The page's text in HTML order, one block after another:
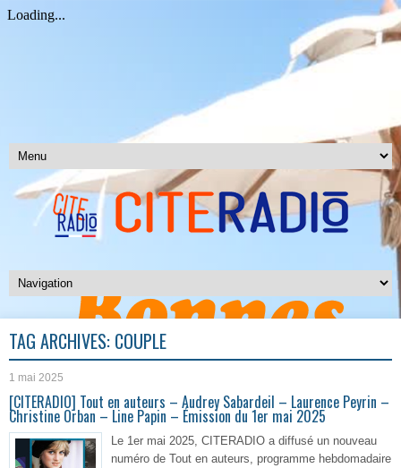
TAG ARCHIVES: COUPLE
1 mai 2025
[CITERADIO] Tout en auteurs – Audrey Sabardeil – Laurence Peyrin –
Christine Orban – Line Papin – Émission du 1er mai 2025
Le 1er mai 2025, CITERADIO a diffusé un nouveau
numéro de Tout en auteurs, programme hebdomadaire